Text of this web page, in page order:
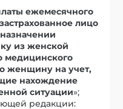
ежемесячного
лицо
из женской
медицинского
женщину на учет,
нахождение
ситуации»;
редакции: